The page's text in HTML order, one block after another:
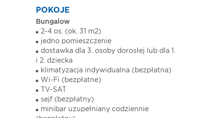
POKOJE
Bungalow
2-4 os. (ok. 31 m2)
jedno pomieszczenie
dostawka dla 3. osoby dorosłej lub dla 1.
i 2. dziecka
klimatyzacja indywidualna (bezpłatna)
Wi-Fi (bezpłatne)
TV-SAT
sejf (bezpłatny)
minibar uzupełniany codziennie